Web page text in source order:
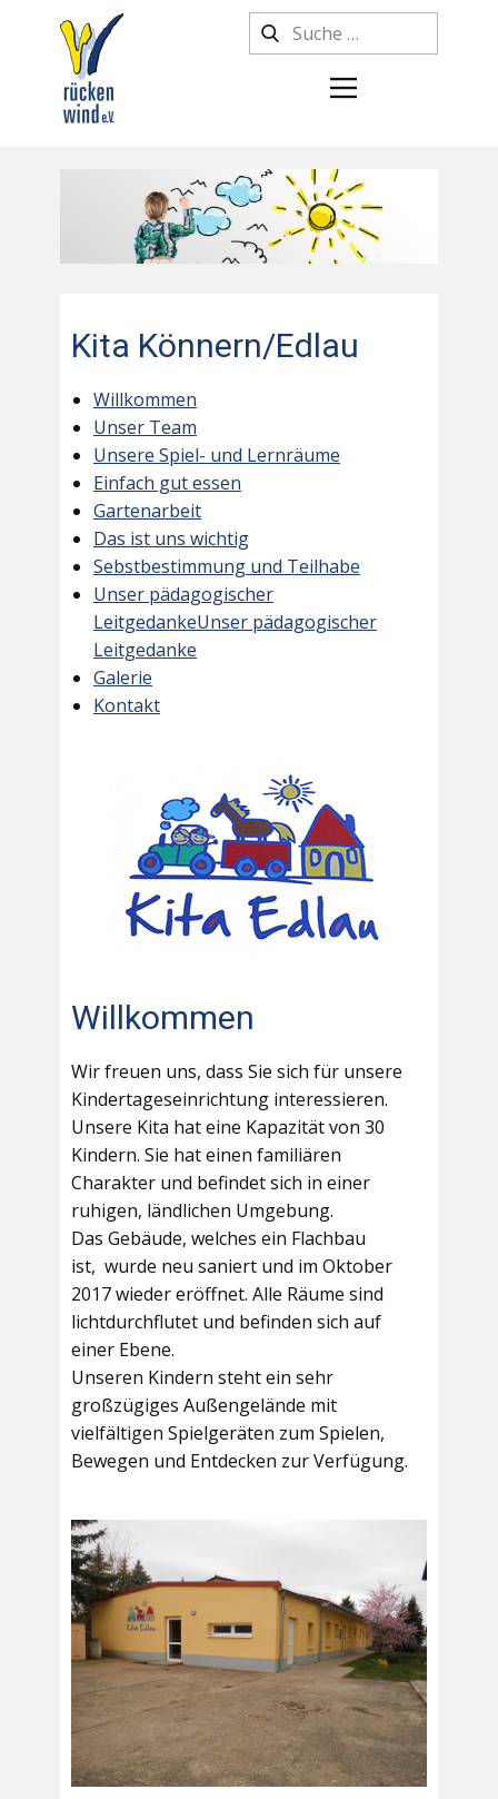
Kita Könnern/Edlau
Willkommen
Unser Team
Unsere Spiel- und Lernräume
Einfach gut essen
Gartenarbeit
Das ist uns wichtig
Sebstbestimmung und Teilhabe
Unser pädagogischer
LeitgedankeUnser pädagogischer
Leitgedanke
Galerie
Kontakt
Willkommen
Wir freuen uns, dass Sie sich für unsere
Kindertageseinrichtung interessieren.
Unsere Kita hat eine Kapazität von 30
Kindern. Sie hat einen familiären
Charakter und befindet sich in einer
ruhigen, ländlichen Umgebung.
Das Gebäude, welches ein Flachbau
ist, wurde neu saniert und im Oktober
2017 wieder eröffnet. Alle Räume sind
lichtdurchflutet und befinden sich auf
einer Ebene.
Unseren Kindern steht ein sehr
großzügiges Außengelände mit
vielfältigen Spielgeräten zum Spielen,
Bewegen und Entdecken zur Verfügung.